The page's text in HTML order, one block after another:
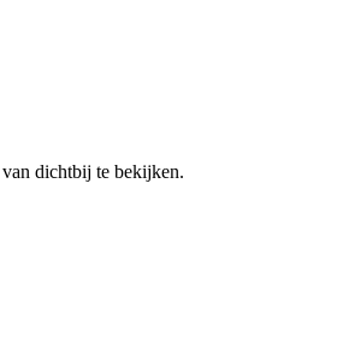
dichtbij te bekijken.